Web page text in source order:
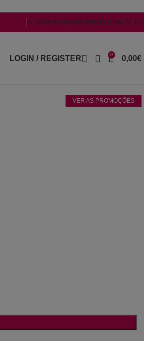
ACOMPANHAR MEU PEDIDOCONTACTO
LOGIN / REGISTER 0 0,00€
VER AS PROMOÇÕES